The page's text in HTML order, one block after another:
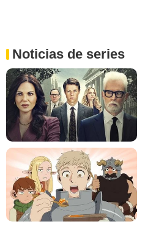
Noticias de series